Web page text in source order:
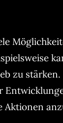
zu
Aktionen